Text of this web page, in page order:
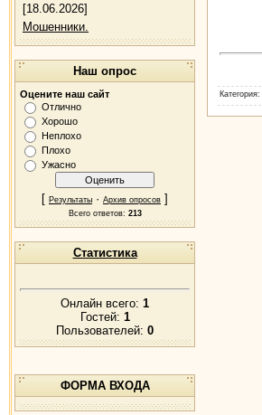
[18.06.2026]
Мошенники.
Наш опрос
Оцените наш сайт
Отлично
Хорошо
Неплохо
Плохо
Ужасно
[ Результаты · Архив опросов ]
Всего ответов: 213
Статистика
Онлайн всего: 1
Гостей: 1
Пользователей: 0
ФОРМА ВХОДА
Категория: